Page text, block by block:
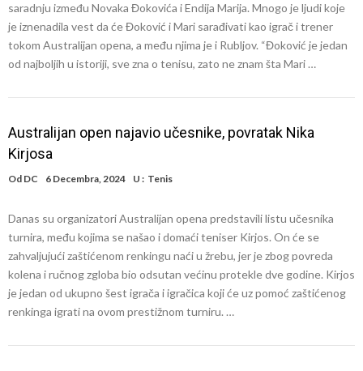
saradnju između Novaka Đokovića i Endija Marija. Mnogo je ljudi koje
je iznenadila vest da će Đoković i Mari sarađivati kao igrač i trener
tokom Australijan opena, a među njima je i Rubljov. “Đoković je jedan
od najboljih u istoriji, sve zna o tenisu, zato ne znam šta Mari …
Australijan open najavio učesnike, povratak Nika
Kirjosa
Od DC 6 Decembra, 2024 U : Tenis
Danas su organizatori Australijan opena predstavili listu učesnika
turnira, među kojima se našao i domaći teniser Kirjos. On će se
zahvaljujući zaštićenom renkingu naći u žrebu, jer je zbog povreda
kolena i ručnog zgloba bio odsutan većinu protekle dve godine. Kirjos
je jedan od ukupno šest igrača i igračica koji će uz pomoć zaštićenog
renkinga igrati na ovom prestižnom turniru. …